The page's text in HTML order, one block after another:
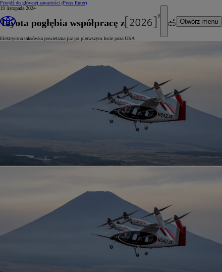
Przejdź do głównej zawartości (Press Enter)
Otwórz menu
19 listopada 2024
Toyota pogłębia współpracę z Joby Aviation
Elektryczna taksówka powietrzna już po pierwszym locie poza USA